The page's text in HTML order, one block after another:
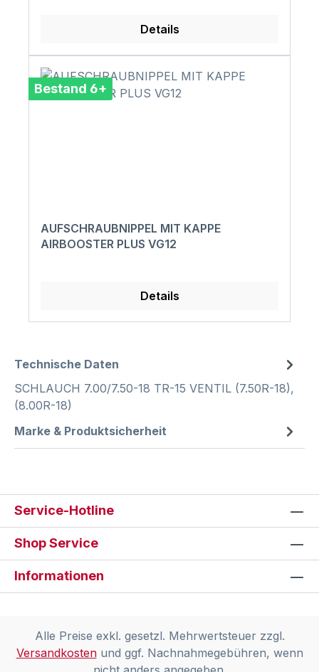
Details
Bestand 6+
AUFSCHRAUBNIPPEL MIT KAPPE
AIRBOOSTER PLUS VG12
Details
Technische Daten
SCHLAUCH 7.00/7.50-18 TR-15 VENTIL (7.50R-18),
(8.00R-18)
Marke & Produktsicherheit
Service-Hotline
Shop Service
Informationen
Alle Preise exkl. gesetzl. Mehrwertsteuer zzgl.
Versandkostenund ggf. Nachnahmegebühren, wenn